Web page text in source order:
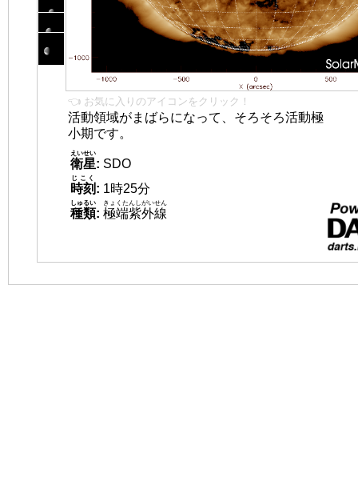
👈 お気に入りのアイコンをクリック！
活動領域がまばらになって、そろそろ活動極
小期です。
衛星
えいせい
: SDO
時刻
じこく
: 1時25分
種類
しゅるい
: 極端紫外線
きょくたんしがいせん